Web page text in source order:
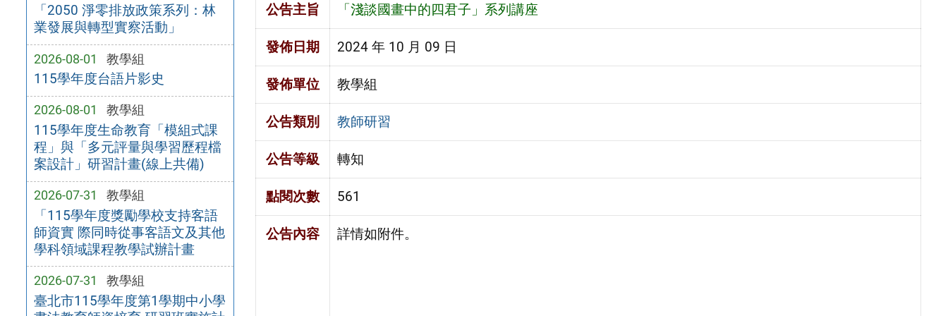
「2050 淨零排放政策系列：林
業發展與轉型實察活動」
2026-08-01 教學組
115學年度台語片影史
2026-08-01 教學組
115學年度生命教育「模組式課
程」與「多元評量與學習歷程檔
案設計」研習計畫(線上共備)
2026-07-31 教學組
「115學年度獎勵學校支持客語
師資實 際同時從事客語文及其他
學科領域課程教學試辦計畫
2026-07-31 教學組
臺北市115學年度第1學期中小學
公告主旨 「淺談國畫中的四君子」系列講座
發佈日期 2024 年 10 月 09 日
發佈單位 教學組
公告類別 教師研習
公告等級 轉知
點閱次數 561
公告內容 詳情如附件。